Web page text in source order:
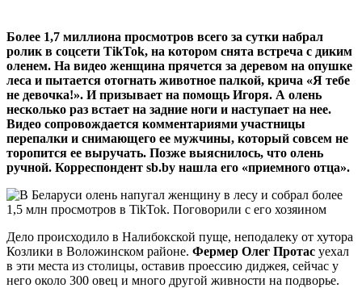
Более 1,7 миллиона просмотров всего за сутки набрал
ролик в соцсети TikTok, на котором снята встреча с диким
оленем. На видео женщина прячется за деревом на опушке
леса и пытается отогнать животное палкой, крича «Я тебе
не девочка!». И призывает на помощь Игоря. А олень
несколько раз встает на задние ноги и наступает на нее.
Видео сопровождается комментариями участницы
перепалки и снимающего ее мужчины, который совсем не
торопится ее выручать. Позже выяснилось, что олень
ручной. Корреспондент sb.by нашла его «приемного отца».
Дело происходило в Налибокской пуще, неподалеку от хутора
Козлики в Воложинском районе. Фермер Олег Протас уехал
в эти места из столицы, оставив проессию диджея, сейчас у
него около 300 овец и много другой живности на подворье.